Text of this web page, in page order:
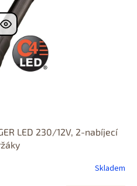
LED 230/12V, 2-nabíjecí
Skladem